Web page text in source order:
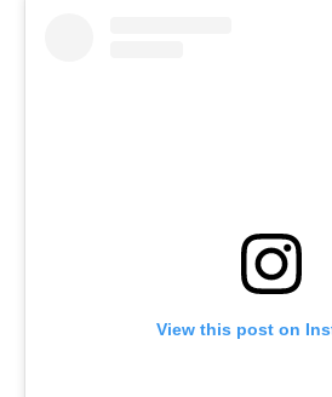
View this post on